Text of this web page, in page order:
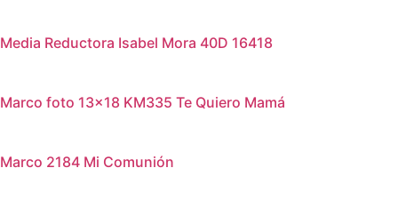
Media Reductora Isabel Mora 40D 16418
Marco foto 13×18 KM335 Te Quiero Mamá
Marco 2184 Mi Comunión